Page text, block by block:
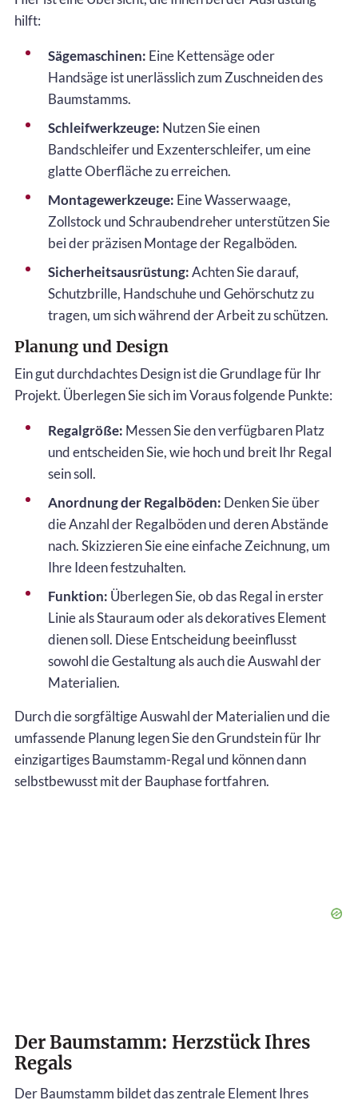
hilft:
Sägemaschinen: Eine Kettensäge oder
Handsäge ist unerlässlich zum Zuschneiden des
Baumstamms.
Schleifwerkzeuge: Nutzen Sie einen
Bandschleifer und Exzenterschleifer, um eine
glatte Oberfläche zu erreichen.
Montagewerkzeuge: Eine Wasserwaage,
Zollstock und Schraubendreher unterstützen Sie
bei der präzisen Montage der Regalböden.
Sicherheitsausrüstung:Achten Sie darauf,
Schutzbrille, Handschuhe und Gehörschutz zu
tragen, um sich während der Arbeit zu schützen.
Planung und Design
Ein gut durchdachtes Design ist die Grundlage für Ihr
Projekt. Überlegen Sie sich im Voraus folgende Punkte:
Regalgröße: Messen Sie den verfügbaren Platz
und entscheiden Sie, wie hoch und breit Ihr Regal
sein soll.
Anordnung der Regalböden: Denken Sie über
die Anzahl der Regalböden und deren Abstände
nach. Skizzieren Sie eine einfache Zeichnung, um
Ihre Ideen festzuhalten.
Funktion: Überlegen Sie, ob das Regal in erster
Linie als Stauraum oder als dekoratives Element
dienen soll. Diese Entscheidung beeinflusst
sowohl die Gestaltung als auch die Auswahl der
Materialien.
Durch die sorgfältige Auswahl der Materialien und die
umfassende Planung legen Sie den Grundstein für Ihr
einzigartiges Baumstamm-Regal und können dann
selbstbewusst mit der Bauphase fortfahren.
Der Baumstamm: Herzstück Ihres
Regals
Der Baumstamm bildet das zentrale Element Ihres